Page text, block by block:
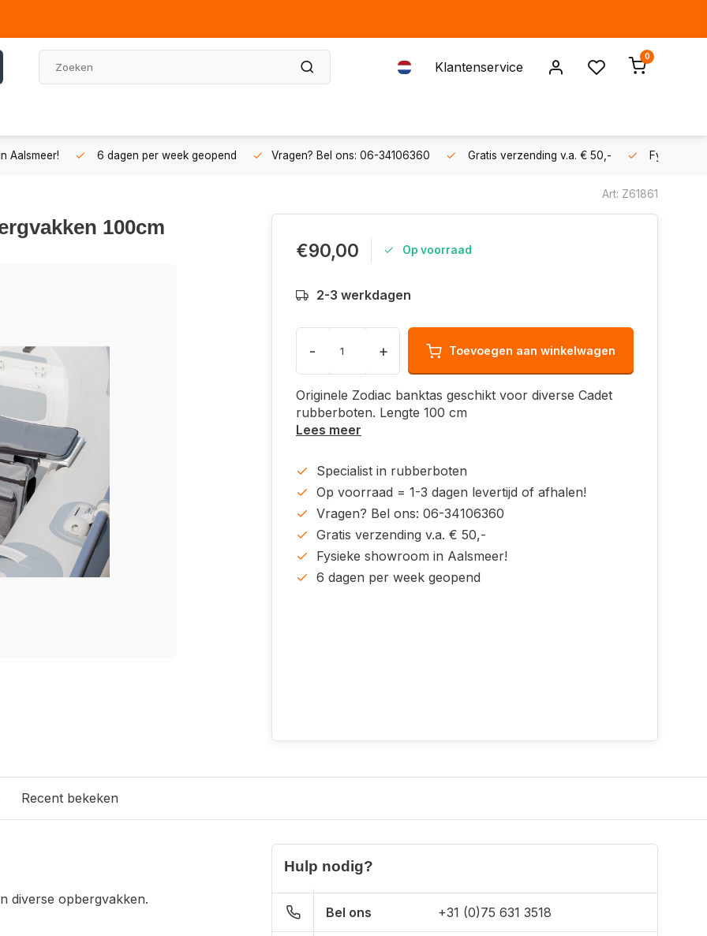
Klantenservice
0
Aalsmeer! 6 dagen per week geopend Vragen? Bel ons: 06-34106360 Gratis verzending v.a. € 50,- Fysieke
Art: Z61861
100cm
€90,00 Op voorraad
2-3 werkdagen
- + Toevoegen aan winkelwagen
Originele Zodiac banktas geschikt voor diverse Cadet
rubberboten. Lengte 100 cm
Lees meer
Specialist in rubberboten
Op voorraad = 1-3 dagen levertijd of afhalen!
Vragen? Bel ons: 06-34106360
Gratis verzending v.a. € 50,-
Fysieke showroom in Aalsmeer!
6 dagen per week geopend
Recent bekeken
diverse opbergvakken.
Hulp nodig?
Bel ons +31 (0)75 631 3518